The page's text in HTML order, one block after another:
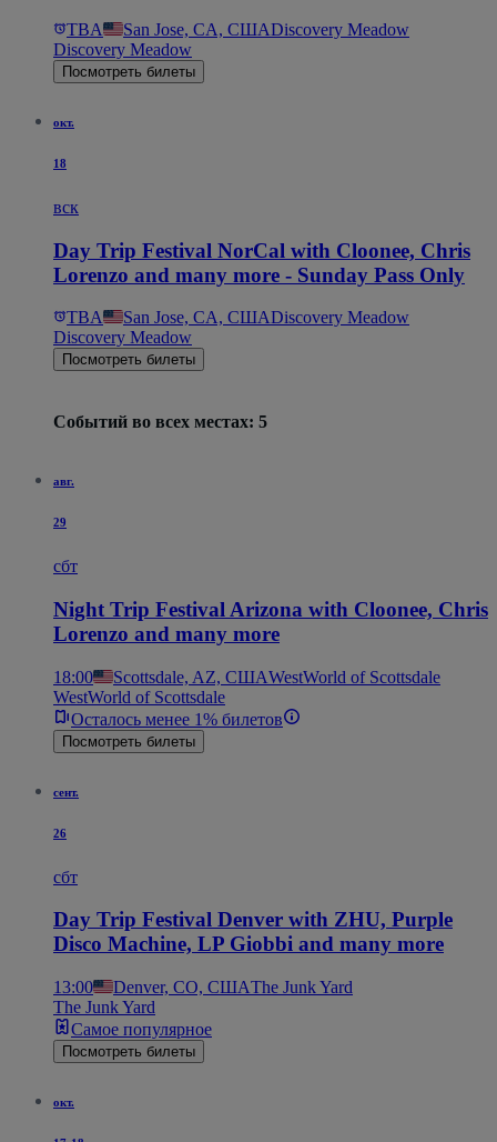
TBA San Jose, CA, СШАDiscovery Meadow
Discovery Meadow
Посмотреть билеты
окт.
18
вск
Day Trip Festival NorCal with Cloonee, Chris
Lorenzo and many more - Sunday Pass Only
TBA San Jose, CA, СШАDiscovery Meadow
Discovery Meadow
Посмотреть билеты
Событий во всех местах: 5
авг.
29
сбт
Night Trip Festival Arizona with Cloonee, Chris
Lorenzo and many more
18:00 Scottsdale, AZ, СШАWestWorld of Scottsdale
WestWorld of Scottsdale
Осталось менее 1% билетов
Посмотреть билеты
сент.
26
сбт
Day Trip Festival Denver with ZHU, Purple
Disco Machine, LP Giobbi and many more
13:00 Denver, CO, СШАThe Junk Yard
The Junk Yard
Самое популярное
Посмотреть билеты
окт.